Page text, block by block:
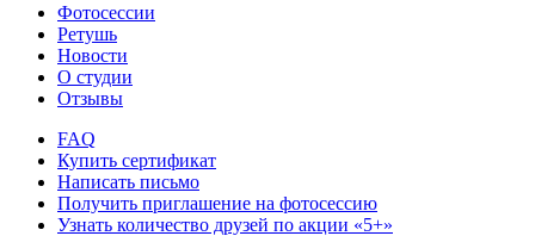
Фотосессии
Ретушь
Новости
О студии
Отзывы
FAQ
Купить сертификат
Написать письмо
Получить приглашение на фотосессию
Узнать количество друзей по акции «5+»